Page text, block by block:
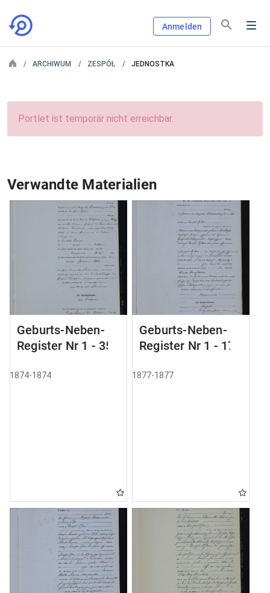
Anmelden
ARCHIWUM ZESPÓŁ JEDNOSTKA
Portlet ist temporär nicht erreichbar.
Verwandte Materialien
Geburts-Neben-
Register Nr 1 - 35
1874-1874
Geburts-Neben-
Register Nr 1 - 179
1877-1877